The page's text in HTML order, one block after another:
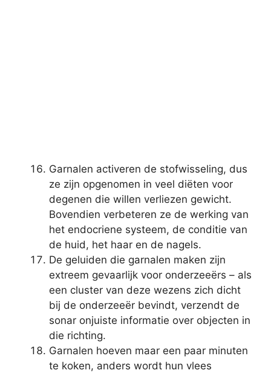
Garnalen activeren de stofwisseling, dus
ze zijn opgenomen in veel diëten voor
degenen die willen verliezen gewicht.
Bovendien verbeteren ze de werking van
het endocriene systeem, de conditie van
de huid, het haar en de nagels.
De geluiden die garnalen maken zijn
extreem gevaarlijk voor onderzeeërs – als
een cluster van deze wezens zich dicht
bij de onderzeeër bevindt, verzendt de
sonar onjuiste informatie over objecten in
die richting.
Garnalen hoeven maar een paar minuten
te koken, anders wordt hun vlees